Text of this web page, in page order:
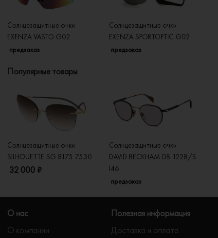
Солнцезащитные очки
EXENZA VASTO G02
предзаказ
Солнцезащитные очки
EXENZA SPORTOPTIC G02
предзаказ
Популярные товары
Солнцезащитные очки
SILHOUETTE SG 8175 7530
32 000 ₽
Солнцезащитные очки
DAVID BECKHAM DB 1228/S
I46
предзаказ
О нас
О компании
Полезная информация
Доставка и оплата